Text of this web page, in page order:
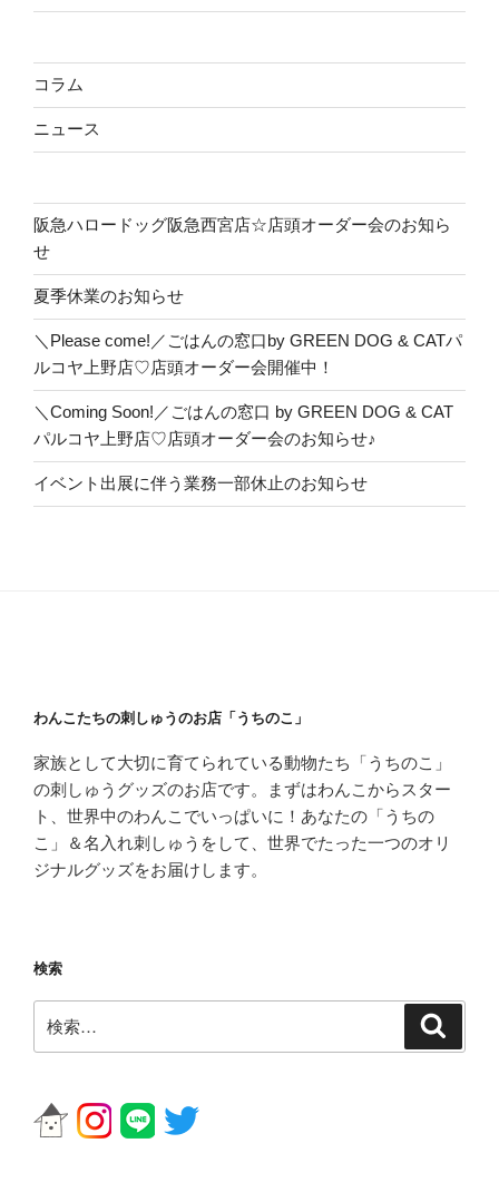
コラム
ニュース
阪急ハロードッグ阪急西宮店☆店頭オーダー会のお知ら
せ
夏季休業のお知らせ
＼Please come!／ごはんの窓口by GREEN DOG & CATパ
ルコヤ上野店♡店頭オーダー会開催中！
＼Coming Soon!／ごはんの窓口 by GREEN DOG & CAT
パルコヤ上野店♡店頭オーダー会のお知らせ♪
イベント出展に伴う業務一部休止のお知らせ
わんこたちの刺しゅうのお店「うちのこ」
家族として大切に育てられている動物たち「うちのこ」
の刺しゅうグッズのお店です。まずはわんこからスター
ト、世界中のわんこでいっぱいに！あなたの「うちの
こ」＆名入れ刺しゅうをして、世界でたった一つのオリ
ジナルグッズをお届けします。
検索
索: